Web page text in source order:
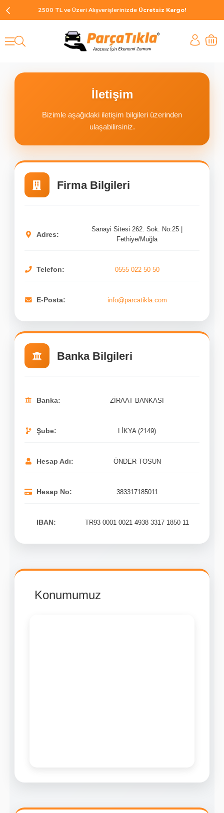
2500 TL ve Üzeri Alışverişlerinizde Ücretsiz Kargo!
İletişim
Bizimle aşağıdaki iletişim bilgileri üzerinden
ulaşabilirsiniz.
Firma Bilgileri
Adres:
Sanayi Sitesi 262. Sok. No:25 |
Fethiye/Muğla
Telefon: 0555 022 50 50
E-Posta: info@parcatikla.com
Banka Bilgileri
Banka: ZİRAAT BANKASI
Şube: LİKYA (2149)
Hesap Adı: ÖNDER TOSUN
Hesap No: 383317185011
IBAN: TR93 0001 0021 4938 3317 1850 11
Konumumuz